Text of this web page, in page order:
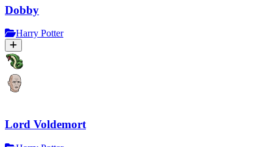
Dobby
Harry Potter
Lord Voldemort